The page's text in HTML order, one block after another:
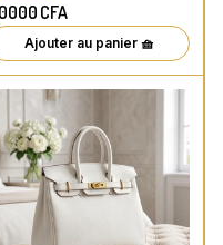
CFA
Ajouter au panier 🧺